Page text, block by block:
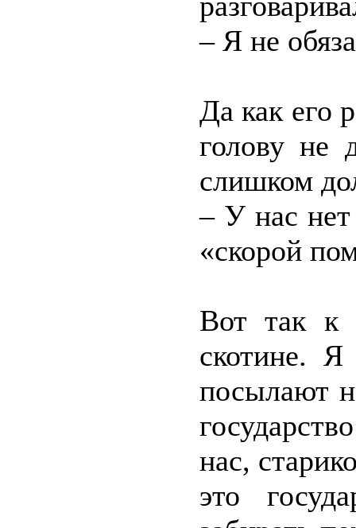
– Я не
Да как его
голову не
слишком
– У нас нет
«скорой
Вот так к
скотине.
посылают
нас,
это